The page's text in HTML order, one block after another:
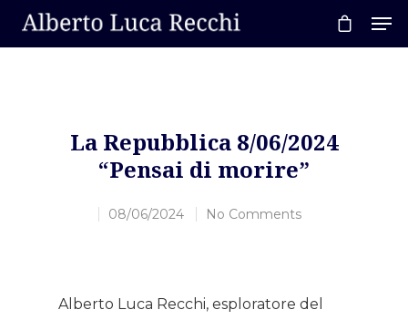
La Repubblica 8/06/2024
“Pensai di morire”
08/06/2024 No Comments
Alberto Luca Recchi, esploratore del